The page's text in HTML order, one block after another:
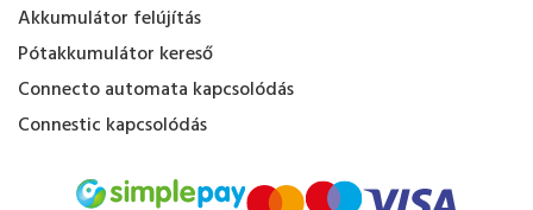
Akkumulátor felújítás
Pótakkumulátor kereső
Connecto automata kapcsolódás
Connestic kapcsolódás